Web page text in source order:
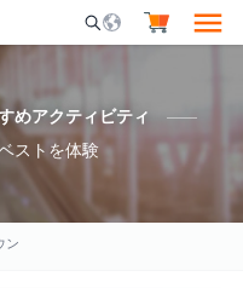
Mobile Search
めアクティビティ
ストを体験
ン